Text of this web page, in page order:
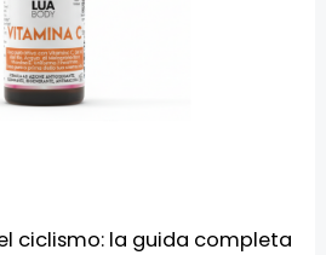
ciclismo: la guida completa